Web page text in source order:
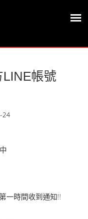
帳號
24
一時間收到通知!!